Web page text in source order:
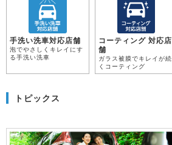
手洗い洗車対応店舗
泡でやさしくキレイにす
る手洗い洗車
コーティング 対応店
舗
ガラス被膜でキレイが続
くコーティング
トピックス